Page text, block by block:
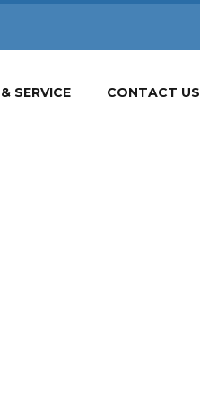
SERVICE CONTACT US